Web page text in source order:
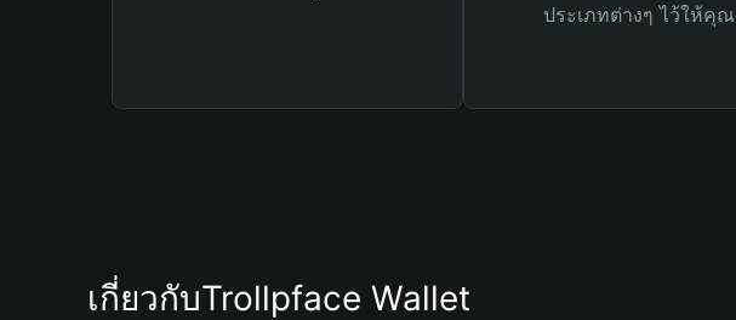
ประเภทต่างๆ ไว้ให้คุณ
เกี่ยวกับTrollpface Wallet